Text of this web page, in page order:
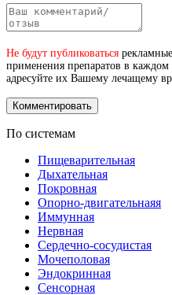
Не будут публиковаться
применения препаратов в каждом
адресуйте их Вашему лечащему
По системам
Пищеварительная
Дыхательная
Покровная
Опорно-двигательнаяя
Иммунная
Нервная
Сердечно-сосудистая
Мочеполовая
Эндокринная
Сенсорная